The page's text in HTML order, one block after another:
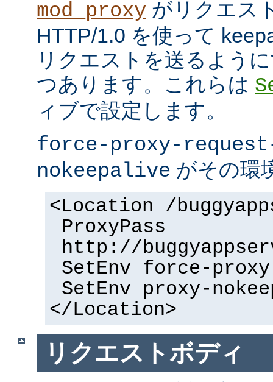
mod_proxy がリクエス
HTTP/1.0 を使って
リクエストを送るよう
つあります。これらは
ィブで設定します。
force-proxy-
nokeepalive がその環
<Location /
ProxyPass
http://
SetEnv force-
SetEnv proxy-
</Location>
リクエストボディ